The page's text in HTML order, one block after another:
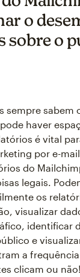
o
sobre o
sempre sabem
haver
é vital
por e-
do
legais.
os
visualizar
identificar
e
a
clicam ou